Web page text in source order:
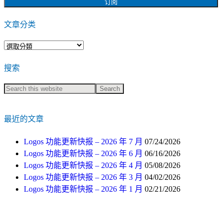
文章分类
文
分
类
搜索
最近的文章
Logos 功能更新快报 – 2026 年 7 月 07/24/2026
Logos 功能更新快报 – 2026 年 6 月 06/16/2026
Logos 功能更新快报 – 2026 年 4 月 05/08/2026
Logos 功能更新快报 – 2026 年 3 月 04/02/2026
Logos 功能更新快报 – 2026 年 1 月 02/21/2026